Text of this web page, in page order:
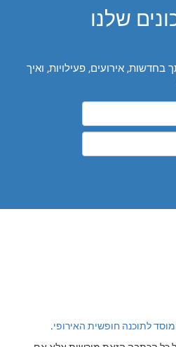
שלנו
אירועים, פעילויות, ואיך
לתוכנה חופשית האירופי.